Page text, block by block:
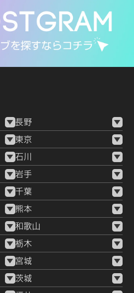
長野
東京
石川
岩手
千葉
熊本
和歌山
栃木
宮城
茨城